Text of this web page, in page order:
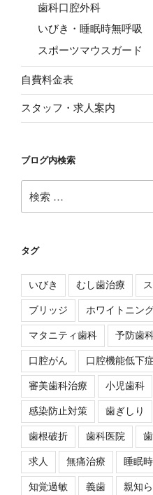
歯科口腔外科
いびき・睡眠時無呼吸
スポーツマウスガード
自費料金表
スタッフ・求人案内
ブログ内検索
索:
タグ
いびき むし歯治療
ブリッジ ホワイトニン
マタニティ歯科 予防歯
口腔がん 口腔機能低下症
審美歯科治療 小児歯科
感染防止対策 歯ぎしり
歯根破折 歯科医院
求人 無痛治療 睡眠
知覚過敏 義歯 親知